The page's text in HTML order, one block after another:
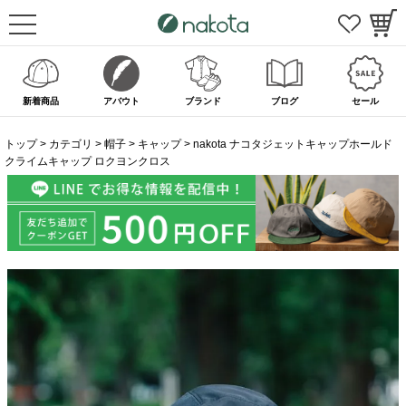
新着商品 アバウト ブランド ブログ セール
トップ カテゴリ 帽子 キャップ
nakota ナコタジェットキャップホールド
クライムキャップ ロクヨンクロス